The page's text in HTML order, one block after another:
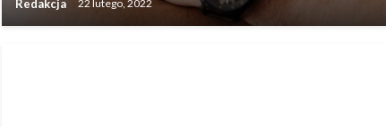
Redakcja 22 lutego, 2022